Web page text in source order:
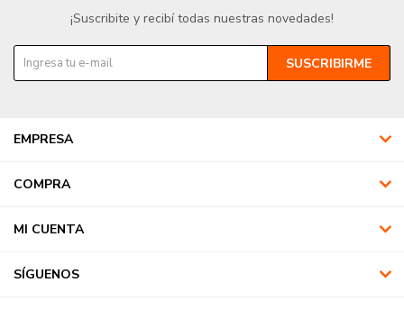
EMPRESA
COMPRA
MI CUENTA
SÍGUENOS
¡Suscribite y recibí todas nuestras novedades!
SUSCRIBIRME